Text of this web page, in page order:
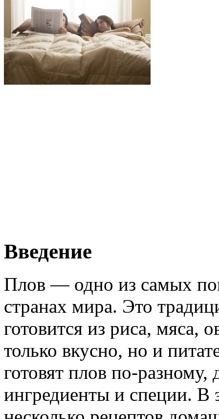
Введение
Плов — одно из самых
странах мира. Это
готовится из риса,
только вкусно, но и
готовят плов по-разному,
ингредиенты и специи. В